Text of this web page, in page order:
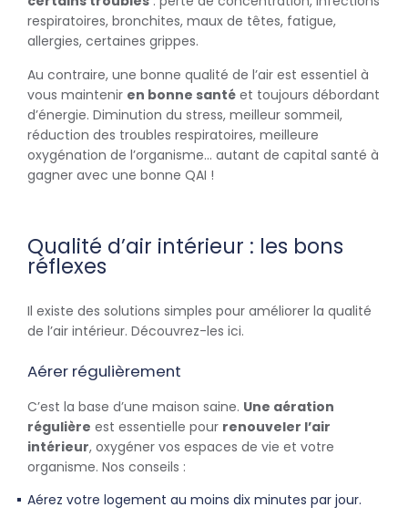
respiratoires, bronchites, maux de têtes, fatigue,
allergies, certaines grippes.
Au contraire, une bonne qualité de l’air est essentiel à
vous maintenir en bonne santé et toujours débordant
d’énergie. Diminution du stress, meilleur sommeil,
réduction des troubles respiratoires, meilleure
oxygénation de l’organisme… autant de capital santé à
gagner avec une bonne QAI !
Qualité d’air intérieur : les bons
réflexes
Il existe des solutions simples pour améliorer la qualité
de l’air intérieur. Découvrez-les ici.
Aérer régulièrement
C’est la base d’une maison saine. Une aération
régulière est essentielle pour renouveler l’air
intérieur, oxygéner vos espaces de vie et votre
organisme. Nos conseils :
Aérez votre logement au moins dix minutes par jour.